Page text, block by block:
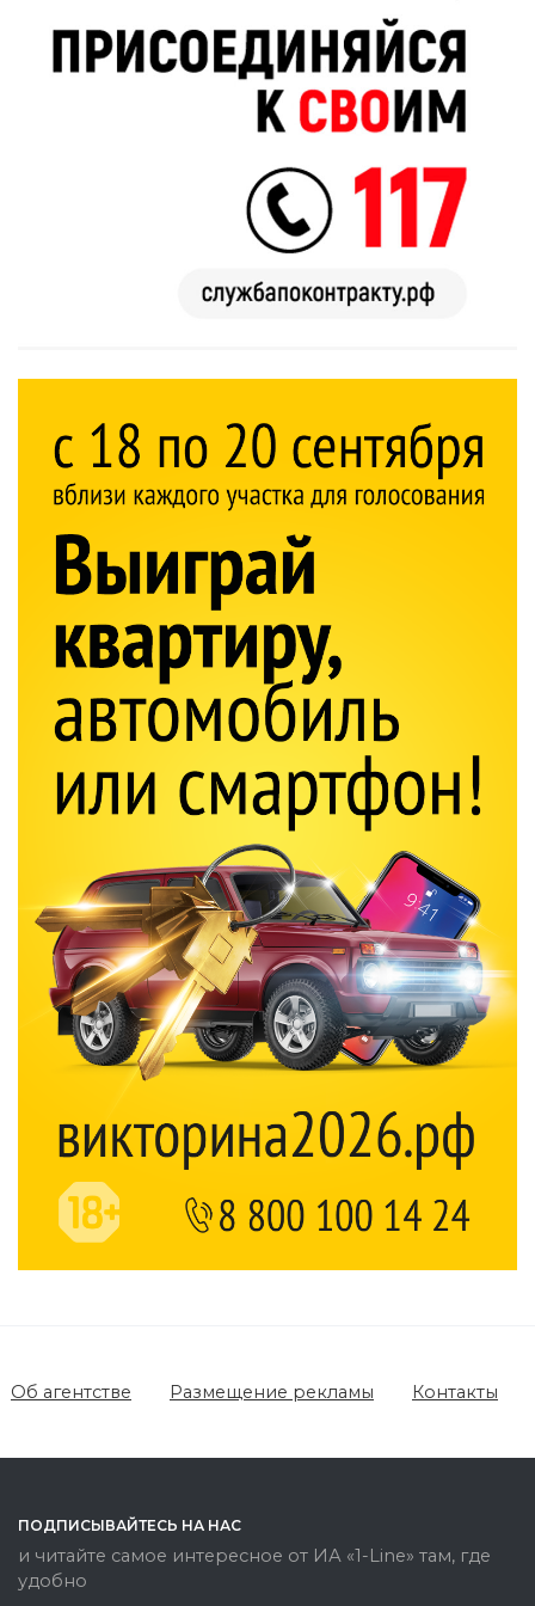
Об агентстве Размещение рекламы Контакты
ПОДПИСЫВАЙТЕСЬ НА НАС
и читайте самое интересное от ИА «1-Line» там, где
удобно